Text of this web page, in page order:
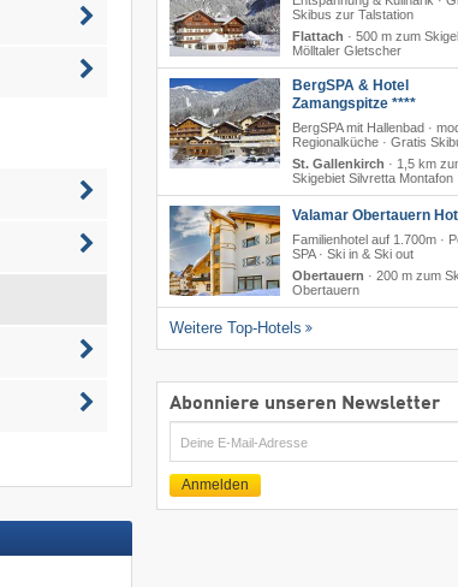
Skibus zur Talstation
Flattach · 500 m zum
Mölltaler Gletscher
BergSPA & Hotel
Zamangspitze ****
BergSPA mit Hallenbad ·
Regionalküche · Gratis
St. Gallenkirch · 1,5 km
Skigebiet Silvretta Montafon
Valamar Obertauern
Familienhotel auf 1.700m ·
SPA · Ski in & Ski out
Obertauern · 200 m zum
Obertauern
Weitere Top-Hotels
Abonniere unseren Newsletter
E-
Mail
Anmelden